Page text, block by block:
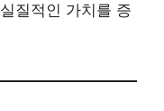
질적인 가치를 증